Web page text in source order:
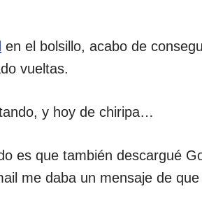
en el bolsillo, acabo de
vueltas.
y hoy de chiripa…
es que también descargué
me daba un mensaje de